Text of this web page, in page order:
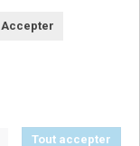
Accepter
Tout accepter